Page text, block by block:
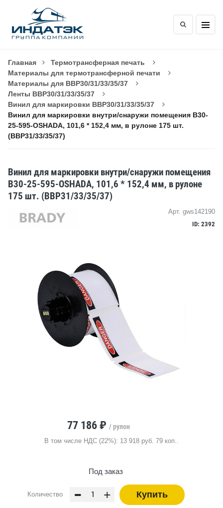
Главная
Термотрансферная печать
Материалы для термотрансферной печати
Материалы для BBP30/31/33/35/37
Ленты BBP30/31/33/35/37
Винил для маркировки BBP30/31/33/35/37
Винил для маркировки внутри/снаружи помещения B30-
25-595-OSHADA, 101,6 * 152,4 мм, в рулоне 175 шт.
(BBP31/33/35/37)
Винил для маркировки внутри/снаружи помещения
B30-25-595-OSHADA, 101,6 * 152,4 мм, в рулоне
175 шт. (BBP31/33/35/37)
Арт. gws142190
ID: 2392
77 186 ₽ / рулон
В том числе НДС (22%): 13 918 руб. 79 коп..
Под заказ
Количество - + Купить